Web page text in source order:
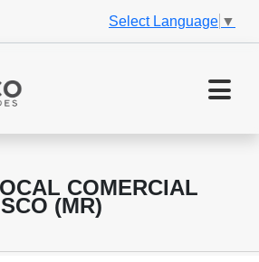
Select Language ▼
COMERCIAL
(MR)